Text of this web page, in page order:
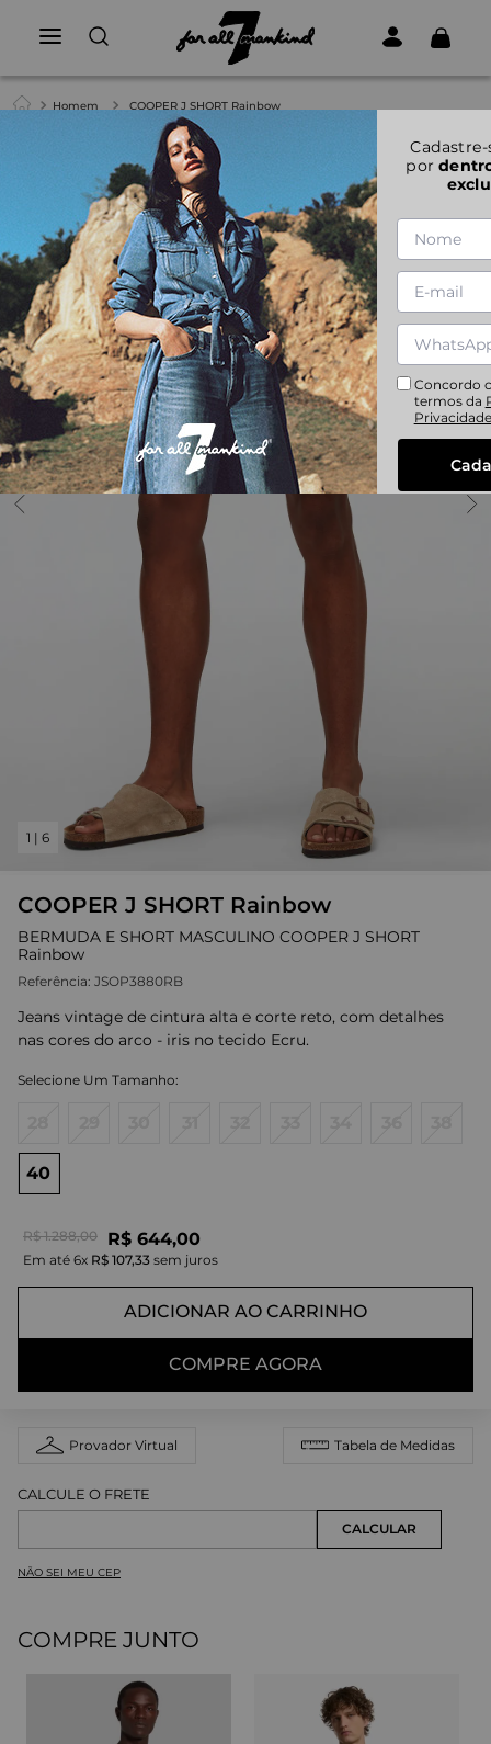
Homem COOPER J SHORT Rainbow
1 | 6
COOPER J SHORT Rainbow
BERMUDA E SHORT MASCULINO COOPER J SHORT
Rainbow
Referência: JSOP3880RB
Jeans vintage de cintura alta e corte reto, com detalhes
nas cores do arco - iris no tecido Ecru.
40
R$ 1.288,00 R$ 644,00
Em até 6x R$ 107,33 sem juros
ADICIONAR AO CARRINHO
COMPRE AGORA
Provador Virtual Tabela de Medidas
NÃO SEI MEU CEP
COMPRE JUNTO
por
Concordo
termos da
Privacidade